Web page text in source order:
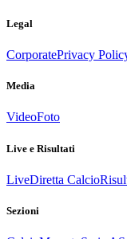
Legal
CorporatePrivacy
Media
VideoFoto
Live e Risultati
LiveDiretta Calcio
Sezioni